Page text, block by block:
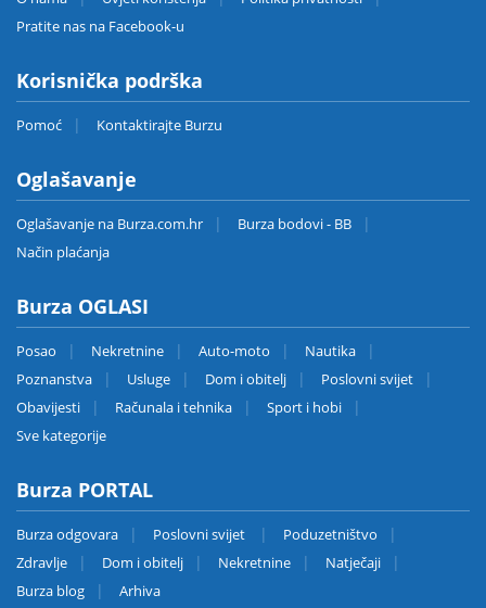
Pratite nas na Facebook-u
Korisnička podrška
Pomoć Kontaktirajte Burzu
Oglašavanje
Oglašavanje na Burza.com.hr
Burza bodovi - BB
Način plaćanja
Burza OGLASI
Posao Nekretnine Auto-moto
Nautika
Poznanstva
Usluge Dom i obitelj
Poslovni svijet
Obavijesti
Računala i tehnika
Sport i hobi
Sve kategorije
Burza PORTAL
Burza odgovara Poslovni svijet
Poduzetništvo
Zdravlje
Dom i obitelj Nekretnine
Natječaji
Burza blog
Arhiva